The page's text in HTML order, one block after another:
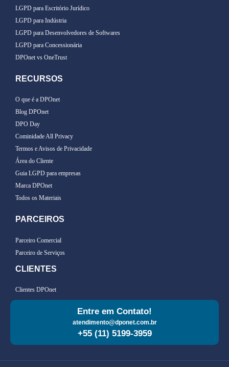
LGPD para Escritório Jurídico
LGPD para Indústria
LGPD para Desenvolvedores de Softwares
LGPD para Concessionária
DPOnet vs OneTrust
RECURSOS
O que é a DPOnet
Blog DPOnet
DPO Day
Cominidade All Privacy
Termos e Avisos de Privacidade
Área do Cliente
Guia LGPD para empresas
Marca DPOnet
Todos os Materiais
PARCEIROS
Parceiro Comercial
Parceiro de Serviços
CLIENTES
Clientes DPOnet
Entre em Contato!
atendimento@dponet.com.br
+55 (11) 5199-3959